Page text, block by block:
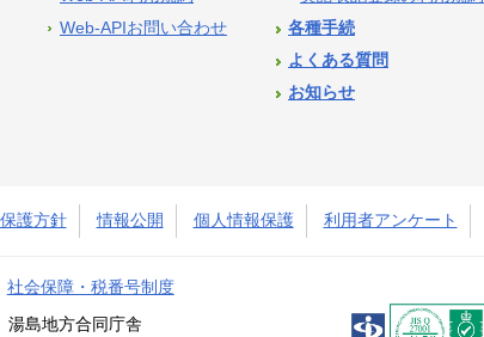
Web-APIお問い合わせ
各種手続
よくある質問
お知らせ
護方針 情報公開 個人情報保護 利用者アンケート
社会保障・税番号制度
島地方合同庁舎